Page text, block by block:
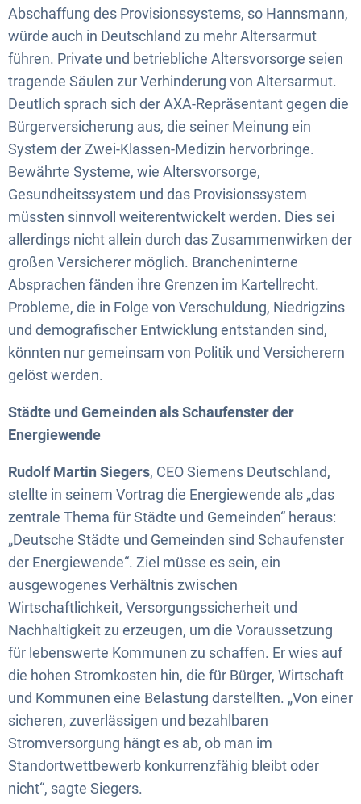
Abschaffung des Provisionssystems, so Hannsmann,
würde auch in Deutschland zu mehr Altersarmut
führen. Private und betriebliche Altersvorsorge seien
tragende Säulen zur Verhinderung von Altersarmut.
Deutlich sprach sich der AXA-Repräsentant gegen die
Bürgerversicherung aus, die seiner Meinung ein
System der Zwei-Klassen-Medizin hervorbringe.
Bewährte Systeme, wie Altersvorsorge,
Gesundheitssystem und das Provisionssystem
müssten sinnvoll weiterentwickelt werden. Dies sei
allerdings nicht allein durch das Zusammenwirken der
großen Versicherer möglich. Brancheninterne
Absprachen fänden ihre Grenzen im Kartellrecht.
Probleme, die in Folge von Verschuldung, Niedrigzins
und demografischer Entwicklung entstanden sind,
könnten nur gemeinsam von Politik und Versicherern
gelöst werden.
Städte und Gemeinden als Schaufenster der
Energiewende
Rudolf Martin Siegers, CEO Siemens Deutschland,
stellte in seinem Vortrag die Energiewende als „das
zentrale Thema für Städte und Gemeinden“ heraus:
„Deutsche Städte und Gemeinden sind Schaufenster
der Energiewende“. Ziel müsse es sein, ein
ausgewogenes Verhältnis zwischen
Wirtschaftlichkeit, Versorgungssicherheit und
Nachhaltigkeit zu erzeugen, um die Voraussetzung
für lebenswerte Kommunen zu schaffen. Er wies auf
die hohen Stromkosten hin, die für Bürger, Wirtschaft
und Kommunen eine Belastung darstellten. „Von einer
sicheren, zuverlässigen und bezahlbaren
Stromversorgung hängt es ab, ob man im
Standortwettbewerb konkurrenzfähig bleibt oder
nicht“, sagte Siegers.